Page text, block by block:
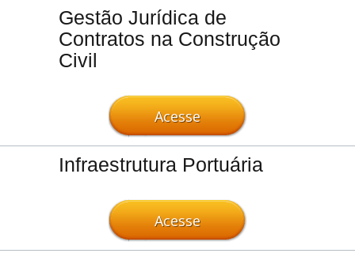
Gestão Jurídica de
Contratos na Construção
Civil
Acesse
Infraestrutura Portuária
Acesse